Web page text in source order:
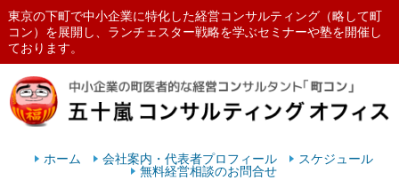
東京の下町で中小企業に特化した経営コンサルティング（略して町
コン）を展開し、ランチェスター戦略を学ぶセミナーや塾を開催し
ております。
ランチェスターの法則を学ぶなら
ホーム 会社案内・代表者プロフィール
スケジュール
無料経営相談のお問合せ